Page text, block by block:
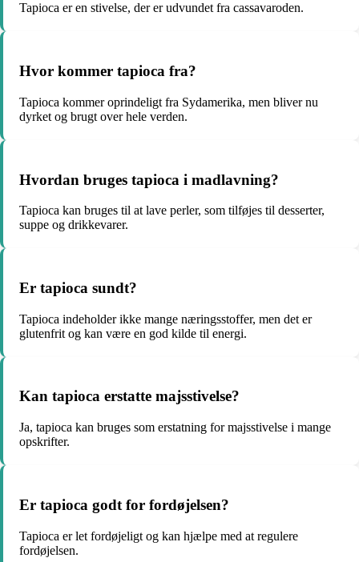
Tapioca er en stivelse, der er udvundet fra cassavaroden.
Hvor kommer tapioca fra?
Tapioca kommer oprindeligt fra Sydamerika, men bliver nu
dyrket og brugt over hele verden.
Hvordan bruges tapioca i madlavning?
Tapioca kan bruges til at lave perler, som tilføjes til desserter,
suppe og drikkevarer.
Er tapioca sundt?
Tapioca indeholder ikke mange næringsstoffer, men det er
glutenfrit og kan være en god kilde til energi.
Kan tapioca erstatte majsstivelse?
Ja, tapioca kan bruges som erstatning for majsstivelse i mange
opskrifter.
Er tapioca godt for fordøjelsen?
Tapioca er let fordøjeligt og kan hjælpe med at regulere
fordøjelsen.